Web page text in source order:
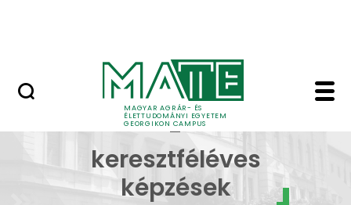
MAGYAR AGRÁR- ÉS
ÉLETTUDOMÁNYI EGYETEM
GEORGIKON CAMPUS
Felvételi 2026 -
Felvételi 2026
-
keresztféléves
képzések